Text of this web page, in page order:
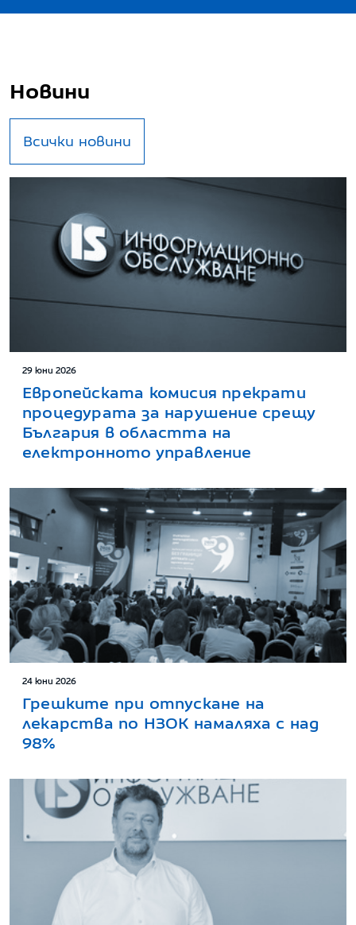
Новини
Всички новини
29 юни 2026
Европейската комисия прекрати
процедурата за нарушение срещу
България в областта на
електронното управление
24 юни 2026
Грешките при отпускане на
лекарства по НЗОК намаляха с над
98%